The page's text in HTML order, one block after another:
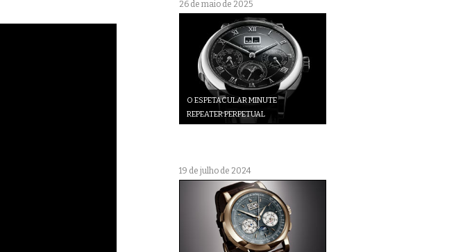
26 de maio de 2025
O ESPETACULAR MINUTE
REPEATER PERPETUAL
19 de julho de 2024